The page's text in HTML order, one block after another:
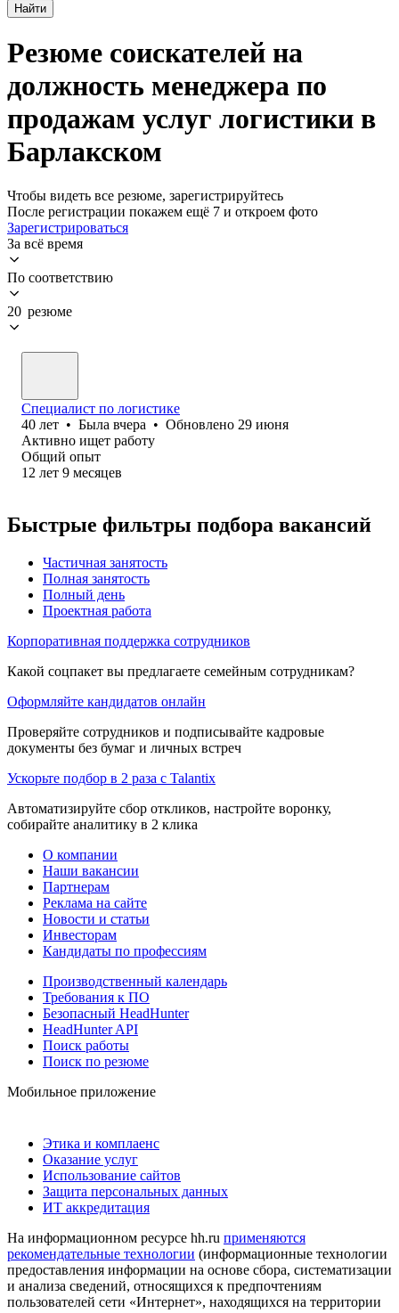
Найти
Резюме соискателей на
должность менеджера по
продажам услуг логистики в
Барлакском
Чтобы видеть все резюме, зарегистрируйтесь
После регистрации покажем ещё 7 и откроем фото
Зарегистрироваться
За всё время
По соответствию
20 резюме
Специалист по логистике
40 лет • Была вчера • Обновлено 29 июня
Активно ищет работу
Общий опыт
12 лет 9 месяцев
Быстрые фильтры подбора вакансий
Частичная занятость
Полная занятость
Полный день
Проектная работа
Корпоративная поддержка сотрудников
Какой соцпакет вы предлагаете семейным сотрудникам?
Оформляйте кандидатов онлайн
Проверяйте сотрудников и подписывайте кадровые
документы без бумаг и личных встреч
Ускорьте подбор в 2 раза с Talantix
Автоматизируйте сбор откликов, настройте воронку,
собирайте аналитику в 2 клика
О компании
Наши вакансии
Партнерам
Реклама на сайте
Новости и статьи
Инвесторам
Кандидаты по профессиям
Производственный календарь
Требования к ПО
Безопасный HeadHunter
HeadHunter API
Поиск работы
Поиск по резюме
Мобильное приложение
Этика и комплаенс
Оказание услуг
Использование сайтов
Защита персональных данных
ИТ аккредитация
На информационном ресурсе hh.ru применяются
рекомендательные технологии (информационные технологии
предоставления информации на основе сбора, систематизации
и анализа сведений, относящихся к предпочтениям
пользователей сети «Интернет», находящихся на территории